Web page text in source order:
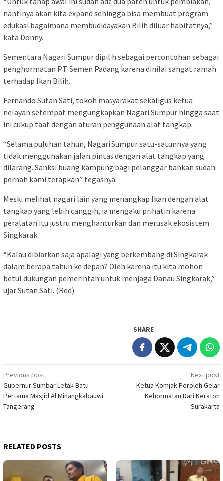
nantinya akan kita expand sehingga bisa membuat program
edukasi bagaimana membudidayakan Bilih diluar habitatnya,”
kata Donny.
Sementara Nagari Sumpur dipilih sebagai percontohan sebagai
penghormatan PT. Semen Padang karena dinilai sangat ramah
terhadap Ikan Bilih.
Fernando Sutan Sati, tokoh masyarakat sekaligus ketua
nelayan setempat mengungkapkan Nagari Sumpur hingga saat
ini cukup taat dengan aturan penggunaan alat tangkap.
“Selama puluhan tahun, Nagari Sumpur satu-satunnya yang
tidak menggunakan jalan pintas dengan alat tangkap yang
dilarang. Sanksi buang kampung bagi pelanggar bahkan sudah
pernah kami terapkan” tegasnya.
Meski melihat nagari lain yang menangkap Ikan dengan alat
tangkap yang lebih canggih, ia mengaku prihatin karena
peralatan itu justru menghancurkan dan merusak ekosistem
Singkarak.
“Kalau dibiarkan saja apalagi yang berkembang di Singkarak
dalam berapa tahun ke depan? Oleh karena itu kita mohon
betul dukungan pemerintah untuk menjaga Danau Singkarak,”
ujar Sutan Sati. (Red)
SHARE
Post
navigation
Previous post
Gubernur Sumbar Letak Batu
Pertama Masjid Al Minangkabauwi
Tangerang
Next post
Ketua Komjak Peroleh Gelar
Kehormatan Dari Keraton
Surakarta
RELATED POSTS